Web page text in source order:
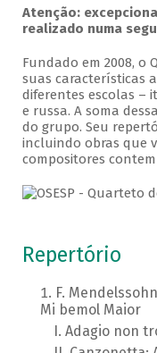
Atenção:
realizado numa
Fundado em 2008, o
suas características
diferentes escolas –
e russa. A soma
do grupo. Seu
incluindo obras que
compositores
Repertório
F.
Mi bemol Maior
Adagio non